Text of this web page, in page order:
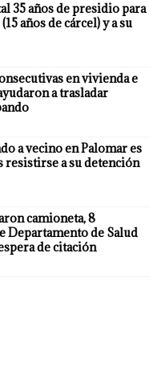
35 años de presidio para
años de cárcel) y a su
en vivienda e
a trasladar
a vecino en Palomar es
resistirse a su detención
camioneta, 8
Departamento de Salud
de citación